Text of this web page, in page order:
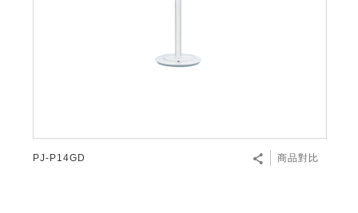
PJ-P14GD 商品對比